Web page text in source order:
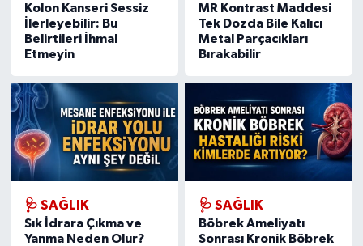
Kolon Kanseri Sessiz
İlerleyebilir: Bu
Belirtileri İhmal
Etmeyin
MR Kontrast Maddesi
Tek Dozda Bile Kalıcı
Metal Parçacıkları
Bırakabilir
🩺 SAĞLIK
Sık İdrara Çıkma ve
Yanma Neden Olur?
🩺 SAĞLIK
Böbrek Ameliyatı
Sonrası Kronik Böbrek